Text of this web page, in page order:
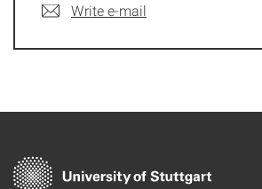
Write e-mail